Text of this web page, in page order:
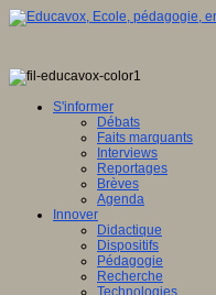
S'informer
Débats
Faits marquants
Interviews
Reportages
Brèves
Agenda
Innover
Didactique
Dispositifs
Pédagogie
Recherche
Technologies